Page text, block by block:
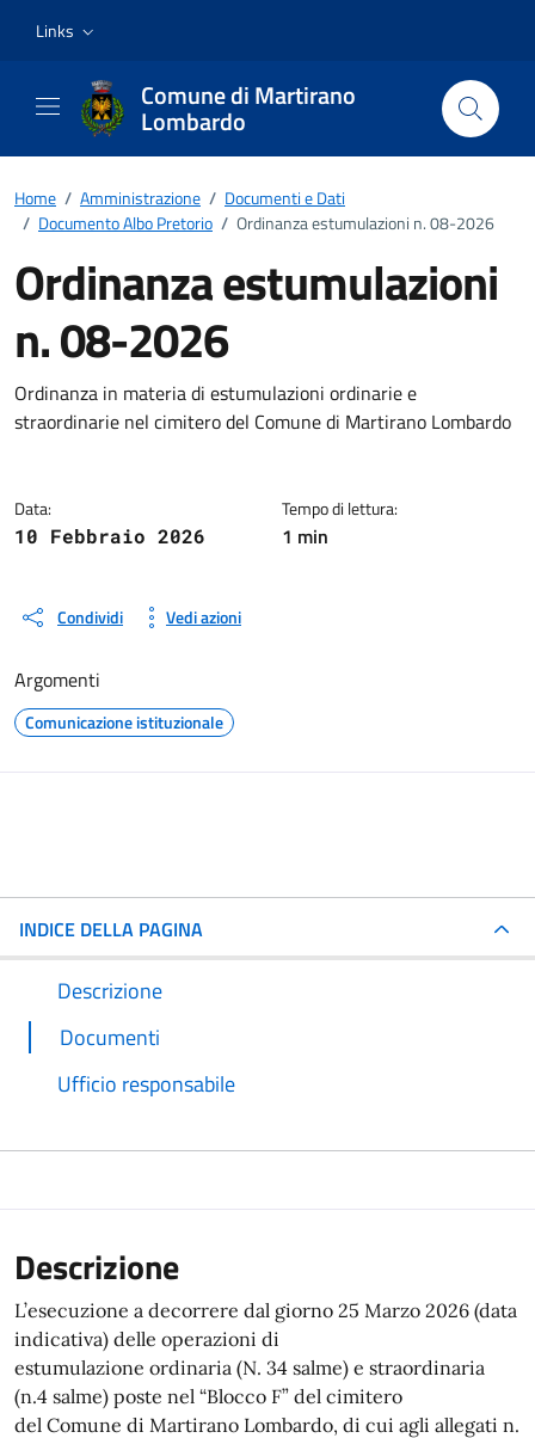
Links
Comune di Martirano
Lombardo
Home / Amministrazione / Documenti e Dati
/ Documento Albo Pretorio / Ordinanza estumulazioni n. 08-2026
Ordinanza estumulazioni
n. 08-2026
Dettagli del documento
Ordinanza in materia di estumulazioni ordinarie e
straordinarie nel cimitero del Comune di Martirano Lombardo
Data:
10 Febbraio 2026
Tempo di lettura:
1 min
Condividi Vedi azioni
Argomenti
Comunicazione istituzionale
INDICE DELLA PAGINA
Descrizione
Documenti
Ufficio responsabile
Descrizione
L’esecuzione a decorrere dal giorno 25 Marzo 2026 (data
indicativa) delle operazioni di
estumulazione ordinaria (N. 34 salme) e straordinaria
(n.4 salme) poste nel “Blocco F” del cimitero
del Comune di Martirano Lombardo, di cui agli allegati n.